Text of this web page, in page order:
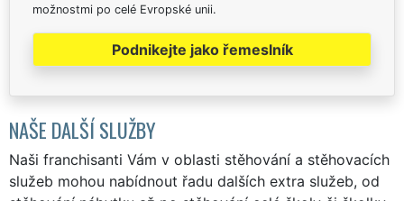
možnostmi po celé Evropské unii.
Podnikejte jako řemeslník
NAŠE DALŠÍ SLUŽBY
Naši franchisanti Vám v oblasti stěhování a stěhovacích
služeb mohou nabídnout řadu dalších extra služeb, od